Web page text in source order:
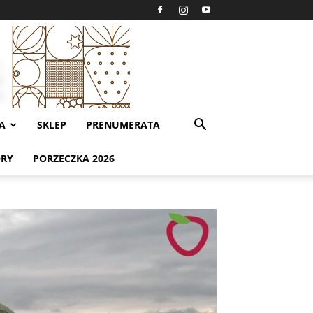
SKLEP PRENUMERATA
PORZECZKA 2026